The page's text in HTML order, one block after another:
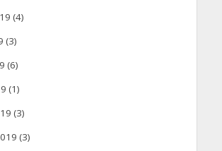
(4)
(3)
(6)
(1)
(3)
(3)